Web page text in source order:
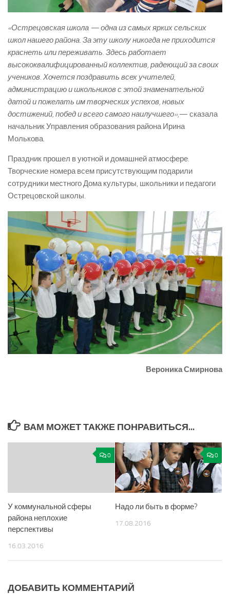
«Острецовская школа — одна из самых ярких сельских
школ нашего района. За эту школу никогда не приходится
краснеть или переживать. Здесь работает
высококвалифицированный коллектив, радеющий за своих
учеников. Хочется поздравить всех учителей,
администрацию и школьников с этой знаменательной
датой и пожелать им творческих успехов, новых
достижений, побед и всего самого наилучшего»,— сказала
начальник Управления образования района Ирина
Молькова.
Праздник прошел в уютной и домашней атмосфере.
Творческие номера всем присутствующим подарили
сотрудники местного Дома культуры, школьники и педагоги
Острецовской школы.
Вероника Смирнова
ВАМ МОЖЕТ ТАКЖЕ ПОНРАВИТЬСЯ...
0
У коммунальной сферы
района неплохие
перспективы
16.03.2016
0
Надо ли быть в форме?
17.08.2016
ДОБАВИТЬ КОММЕНТАРИЙ